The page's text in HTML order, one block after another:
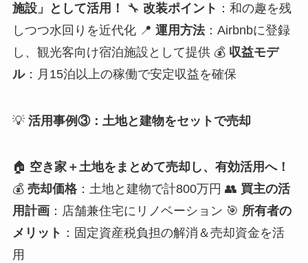
施設」として活用！
🔧 改装ポイント ：和の趣を残
しつつ水回りを近代化 📍 運用方法：Airbnbに登録
し、観光客向け宿泊施設として提供 💰 収益モデ
ル：月15泊以上の稼働で安定収益を確保
💡 活用事例③：土地と建物をセットで売却
🏠 空き家＋土地をまとめて売却し、有効活用へ！
💰 売却価格：土地と建物で計800万円 👥 買主の活
用計画：店舗兼住宅にリノベーション 🎯 所有者の
メリット ：固定資産税負担の解消＆売却資金を活
用